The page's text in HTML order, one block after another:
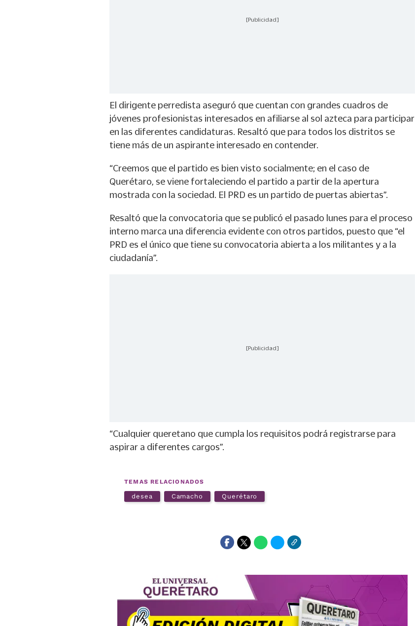
[Publicidad]
El dirigente perredista aseguró que cuentan con grandes cuadros de
jóvenes profesionistas interesados en afiliarse al sol azteca para participar
en las diferentes candidaturas. Resaltó que para todos los distritos se
tiene más de un aspirante interesado en contender.
“Creemos que el partido es bien visto socialmente; en el caso de
Querétaro, se viene fortaleciendo el partido a partir de la apertura
mostrada con la sociedad. El PRD es un partido de puertas abiertas”.
Resaltó que la convocatoria que se publicó el pasado lunes para el proceso
interno marca una diferencia evidente con otros partidos, puesto que “el
PRD es el único que tiene su convocatoria abierta a los militantes y a la
ciudadanía”.
[Publicidad]
“Cualquier queretano que cumpla los requisitos podrá registrarse para
aspirar a diferentes cargos”.
TEMAS RELACIONADOS
desea Camacho Querétaro